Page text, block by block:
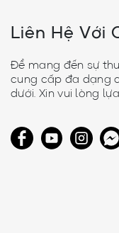
Liên Hệ Với
Để mang đến sự
cung cấp đa dạng
dưới. Xin vui lòng